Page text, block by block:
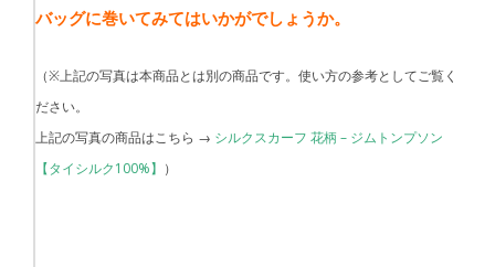
バッグに巻いてみてはいかがでしょうか。
（※上記の写真は本商品とは別の商品です。使い方の参考としてご覧く
ださい。
上記の写真の商品はこちら → シルクスカーフ 花柄 – ジムトンプソン
【タイシルク100%】 ）